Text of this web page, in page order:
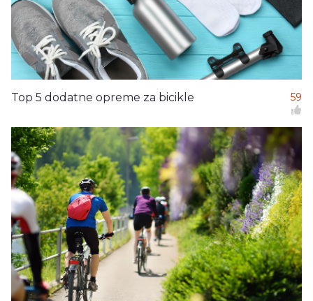
Top 5 dodatne opreme za bicikle 59